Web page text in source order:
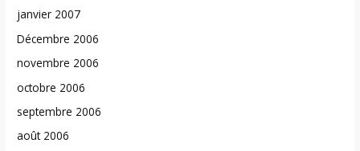
janvier 2007
Décembre 2006
novembre 2006
octobre 2006
septembre 2006
août 2006